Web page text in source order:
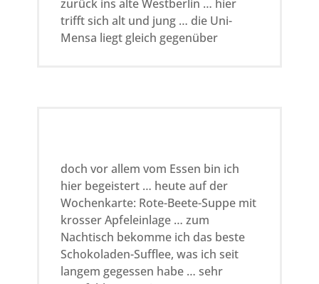
zurück ins alte Westberlin … hier
trifft sich alt und jung … die Uni-
Mensa liegt gleich gegenüber
doch vor allem vom Essen bin ich
hier begeistert … heute auf der
Wochenkarte: Rote-Beete-Suppe mit
krosser Apfeleinlage … zum
Nachtisch bekomme ich das beste
Schokoladen-Sufflee, was ich seit
langem gegessen habe … sehr